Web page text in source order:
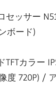
セッサー
ボード)
TFTカラー
度 720P) /